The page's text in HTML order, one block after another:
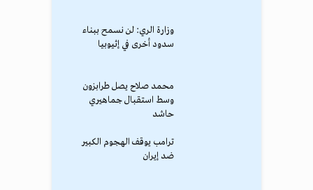
وزارة الري: لن نسمح ببناء
سدود أخرى في إثيوبيا
محمد صلاح يصل طرابزون
وسط استقبال جماهيري
حاشد
ترامب يوقف الهجوم الكبير
ضد إيران